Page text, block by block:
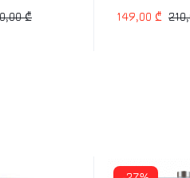
₾ 149,00 ₾